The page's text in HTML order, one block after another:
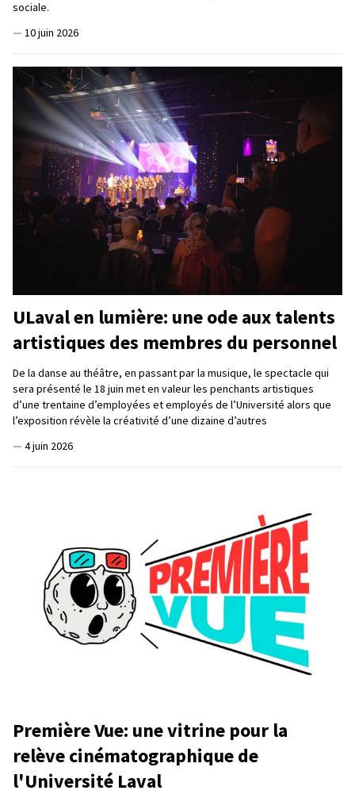
sociale.
— 10 juin 2026
ULaval en lumière: une ode aux talents
artistiques des membres du personnel
De la danse au théâtre, en passant par la musique, le spectacle qui
sera présenté le 18 juin met en valeur les penchants artistiques
d’une trentaine d’employées et employés de l’Université alors que
l’exposition révèle la créativité d’une dizaine d’autres
— 4 juin 2026
Première Vue: une vitrine pour la
relève cinématographique de
l'Université Laval